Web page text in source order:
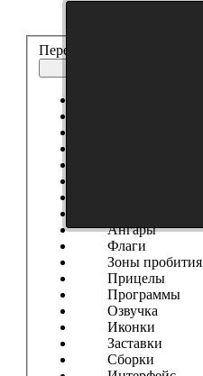
Перейти:
Ангары
Флаги
Зоны пробития
Прицелы
Программы
Озвучка
Иконки
Заставки
Сборки